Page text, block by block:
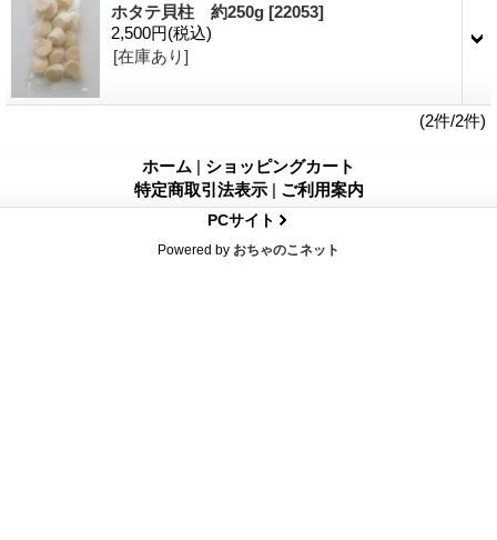
ホタテ貝柱 約250g [22053]
2,500円(税込)
[在庫あり]
(2件/2件)
ホーム | ショッピングカート
特定商取引法表示 | ご利用案内
PCサイト
Powered by おちゃのこネット